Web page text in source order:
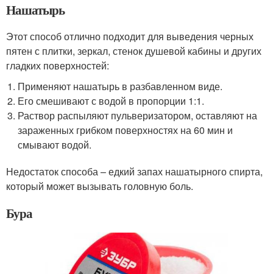
Нашатырь
Этот способ отлично подходит для выведения черных
пятен с плитки, зеркал, стенок душевой кабины и других
гладких поверхностей:
Применяют нашатырь в разбавленном виде.
Его смешивают с водой в пропорции 1:1.
Раствор распыляют пульверизатором, оставляют на
зараженных грибком поверхностях на 60 мин и
смывают водой.
Недостаток способа – едкий запах нашатырного спирта,
который может вызывать головную боль.
Бура